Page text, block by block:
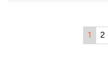
1 2